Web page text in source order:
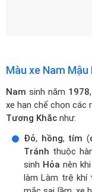
Màu xe Nam
Nam sinh năm 1978
xe hạn chế chọn các
Tương Khắc như:
Đỏ, hồng, tím (
Tránh thuộc
sinh Hỏa nên
làm Làm trệ